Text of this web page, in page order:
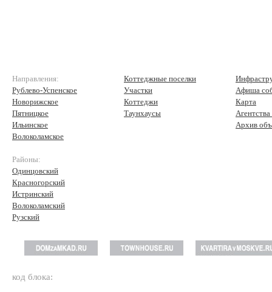
Направления:
Рублево-Успенское
Новорижское
Пятницкое
Ильинское
Волоколамское
Районы:
Одинцовский
Красногорский
Истринский
Волоколамский
Рузский
Коттеджные поселки
Участки
Коттеджи
Таунхаусы
Афиша
Карта
Архив
код блока: